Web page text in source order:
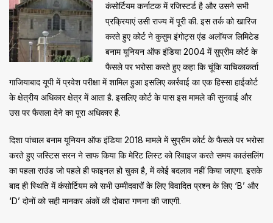
कंसोर्टियम कर्नाटक में रजिस्टर्ड है और उसने सभी
प्रक्रियाएं उसी राज्य में पूरी की. इस तर्क को खारिज
करते हुए कोर्ट ने कुसुम इंगोट्स एंड अलॉयज लिमिटेड
बनाम यूनियन ऑफ इंडिया 2004 में सुप्रीम कोर्ट के
फैसले पर भरोसा करते हुए कहा कि चूंकि याचिकाकर्ता
गाजियाबाद यूपी में प्रवेश परीक्षा में शामिल हुआ इसलिए कार्रवाई का एक हिस्सा हाईकोर्ट
के क्षेत्रीय अधिकार क्षेत्र में आता है. इसलिए कोर्ट के पास इस मामले की सुनवाई और
उस पर फैसला देने का पूरा अधिकार है.
दिशा पांचाल बनाम यूनियन ऑफ इंडिया 2018 मामले में सुप्रीम कोर्ट के फैसले पर भरोसा
करते हुए जस्टिस सरन ने साफ किया कि मेरिट लिस्ट को रिवाइज करते समय काउंसलिंग
का पहला राउंड जो पहले ही फाइनल हो चुका है, में कोई बदलाव नहीं किया जाएगा. इसके
बाद ही स्थिति में कंसोर्टियम को सभी उम्मीदवारों के लिए विवादित प्रश्न के लिए ‘B’ और
‘D’ दोनों को सही मानकर अंकों की दोबारा गणना की जाएगी.